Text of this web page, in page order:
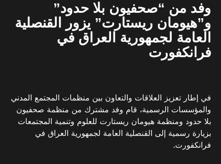
وفد من “صحفيون بلا حدود”
و”هيومان ريستارت” يزور القنصلية
العامة لجمهورية العراق في
فرانكفورت
في إطار تعزيز العلاقات والتعاون بين منظمات المجتمع المدني
والمؤسسات الرسمية، قام وفد مشترك من منظمة صحفيون
بلا حدود ومنظمة هيومان ريستارت للعلوم وتنمية المجتمعات
بزيارة رسمية إلى القنصلية العامة لجمهورية العراق في
فرانكفورت.